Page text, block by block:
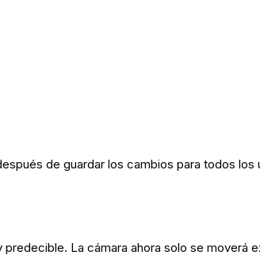
de guardar los cambios para todos los
La cámara ahora solo se moverá